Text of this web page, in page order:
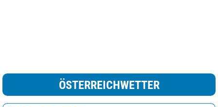
ÖSTERREICHWETTER